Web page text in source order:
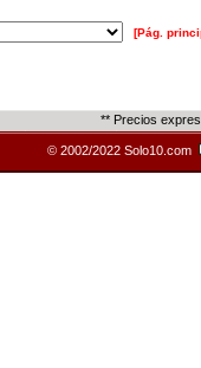
[Pág.
** Precios
© 2002/2022 Solo10.com